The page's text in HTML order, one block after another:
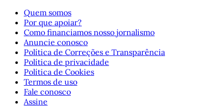
Quem somos
Por que apoiar?
Como financiamos nosso jornalismo
Anuncie conosco
Política de Correções e Transparência
Política de privacidade
Política de Cookies
Termos de uso
Fale conosco
Assine